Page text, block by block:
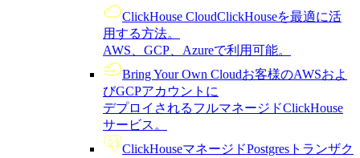
ClickHouse CloudClickHouseを最適に活
用する方法。
AWS、GCP、Azureで利用可能。
Bring Your Own Cloudお客様のAWSおよ
びGCPアカウントに
デプロイされるフルマネージドClickHouse
サービス。
ClickHouseマネージドPostgres トランザク